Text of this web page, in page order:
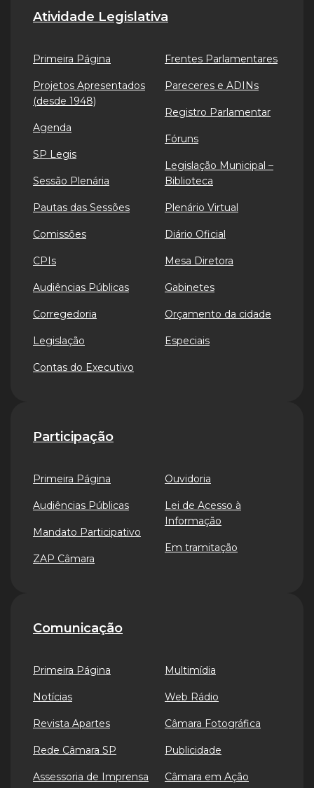
Atividade Legislativa
Primeira Página
Projetos Apresentados
(desde 1948)
Agenda
SP Legis
Sessão Plenária
Pautas das Sessões
Comissões
CPIs
Audiências Públicas
Corregedoria
Legislação
Contas do Executivo
Frentes Parlamentares
Pareceres e ADINs
Registro Parlamentar
Fóruns
Legislação Municipal –
Biblioteca
Plenário Virtual
Diário Oficial
Mesa Diretora
Gabinetes
Orçamento da cidade
Especiais
Participação
Primeira Página
Audiências Públicas
Mandato Participativo
ZAP Câmara
Ouvidoria
Lei de Acesso à
Informação
Em tramitação
Comunicação
Primeira Página
Notícias
Revista Apartes
Rede Câmara SP
Assessoria de Imprensa
Multimídia
Web Rádio
Câmara Fotográfica
Publicidade
Câmara em Ação